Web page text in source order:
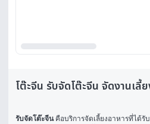
โต๊ะจีน รับจัดโต๊ะจีน จัดงานเลี้
รับจัดโต๊ะจีน คือบริการจัดเลี้ยงอาหารที่ได้